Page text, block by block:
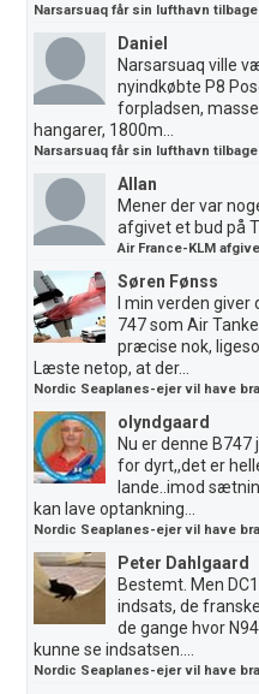
Narsarsuaq får sin lufthavn tilbage
Daniel
Narsarsuaq ville
nyindkøbte P8
forpladsen,
hangarer, 1800m...
Narsarsuaq får sin lufthavn tilbage
Allan
Mener der var
afgivet et bud på
Air France-KLM
Søren Fønss
I min verden
747 som Air
præcise nok,
Læste netop, at der...
Nordic Seaplanes-ejer vil have
olyndgaard
Nu er denne
for dyrt,,det er
lande..imod
kan lave optankning...
Nordic Seaplanes-ejer vil have
Peter Dahlgaard
Bestemt. Men
indsats, de
de gange hvor
kunne se indsatsen....
Nordic Seaplanes-ejer vil have